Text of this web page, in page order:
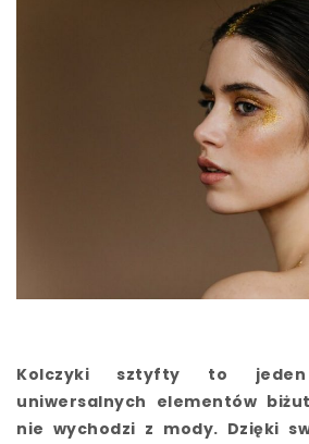
Kolczyki sztyfty to
uniwersalnych elementów
nie wychodzi z mody. Dzięki